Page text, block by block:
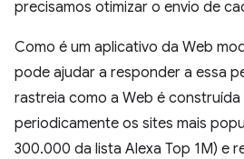
precisamos otimizar o envio de
Como é um aplicativo da Web
pode ajudar a responder a essa
rastreia como a Web é
periodicamente os sites mais
300.000 da lista Alexa Top 1M) e